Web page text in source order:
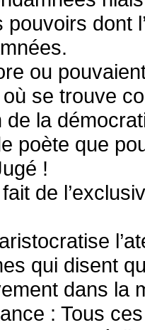
pouvoirs dont
ou
se trouve
de la
poète que
!
de
qui disent
dans la
: Tous